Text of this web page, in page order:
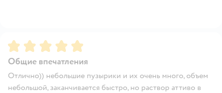
Рейтинг:5
Общие впечатления
Отлично)) небольшие пузырики и их очень много, объем
небольшой, заканчивается быстро, но раствор аттиво в